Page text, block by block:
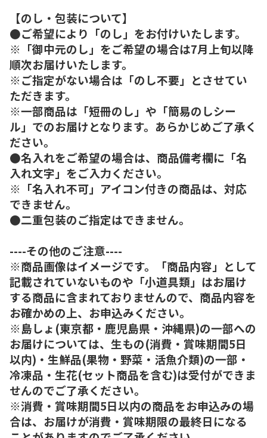
【のし・包装について】
●ご希望により「のし」をお付けいたします。
※「御中元のし」をご希望の場合は7月上旬以降
順次お届けいたします。
※ご指定がない場合は「のし不要」とさせてい
ただきます。
※一部商品は「短冊のし」や「簡易のしシー
ル」でのお届けとなります。あらかじめご了承く
ださい。
●名入れをご希望の場合は、商品備考欄に「名
入れ文字」をご入力ください。
※「名入れ不可」アイコン付きの商品は、対応
できません。
●二重包装のご指定はできません。
----その他のご注意----
※商品画像はイメージです。「商品内容」として
記載されていないものや「小道具類」はお届け
する商品に含まれておりませんので、商品内容を
お確かめの上、お申込みください。
※島しょ(東京都・鹿児島県・沖縄県)の一部への
お届けについては、生もの(消費・賞味期間5日
以内)・生鮮品(果物・野菜・活魚介類)の一部・
冷凍品・生花(セット商品を含む)は受付ができま
せんのでご了承ください。
※消費・賞味期間5日以内の商品をお申込みの場
合は、お届けが消費・賞味期限の最終日になる